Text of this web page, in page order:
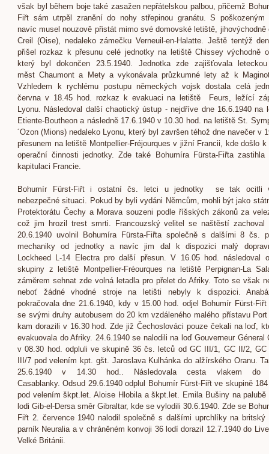
však byl během boje také zasažen nepřátelskou palbou, přičemž
Fiřt sám utrpěl zranění do nohy střepinou granátu. S poškozeným
navíc musel nouzově přistát mimo své domovské letiště, jihovýchodně
Creil (Oise), nedaleko zámečku Verneuil-en-Halatte. Ještě tentýž
přišel rozkaz k přesunu celé jednotky na letiště Chissey východně
který byl dokončen 23.5.1940. Jednotka zde zajišťovala leteckou
měst Chaumont a Mety a vykonávala průzkumné lety až k
Vzhledem k rychlému postupu německých vojsk dostala celá
června v 18.45 hod. rozkaz k evakuaci na letiště Feurs, ležící
Lyonu. Následoval další chaotický ústup - nejdříve dne 16.6.1940 na
Etiente-Boutheon a následně 17.6.1940 v 10.30 hod. na letiště St.
´Ozon (Mions) nedaleko Lyonu, který byl završen téhož dne navečer v
přesunem na letiště Montpellier-Fréjourques v jižní Francii, kde došlo k
operační činnosti jednotky. Zde také Bohumíra Fürsta-Fiřta zastihla
kapitulaci Francie.
Bohumír Fürst-Fiřt i ostatní čs. letci u jednotky se tak ocitli
nebezpečné situaci. Pokud by byli vydáni Němcům, mohli být jako
Protektorátu Čechy a Morava souzeni podle říšských zákonů za
což jim hrozil trest smrti. Francouzský velitel se naštěstí zachoval
20.6.1940 uvolnil Bohumíra Fürsta-Fiřta společně s dalšími 8 čs.
mechaniky od jednotky a navíc jim dal k dispozici malý
Lockheed L-14 Electra pro další přesun. V 16.05 hod. následoval
skupiny z letiště Montpellier-Fréourques na letiště Perpignan-La
záměrem sehnat zde volná letadla pro přelet do Afriky. Toto se však
neboť žádné vhodné stroje na letišti nebyly k dispozici.
pokračovala dne 21.6.1940, kdy v 15.00 hod. odjel Bohumír Fürst-Fiřt
se svými druhy autobusem do 20 km vzdáleného malého přístavu Port
kam dorazili v 16.30 hod. Zde již Čechoslováci pouze čekali na loď,
evakuovala do Afriky. 24.6.1940 se nalodili na loď Gouverneur Géneral
v 08.30 hod. odpluli ve skupině 36 čs. letců od GC III/1, GC II/2,
III/7 pod velením kpt. gšt. Jaroslava Kulhánka do alžírského Oranu.
25.6.1940 v 14.30 hod.. Následovala cesta vlakem do
Casablanky. Odsud 29.6.1940 odplul Bohumír Fürst-Fiřt ve skupině
pod velením škpt.let. Aloise Hlobila a škpt.let. Emila Bušiny na palubě
lodi Gib-el-Dersa směr Gibraltar, kde se vylodili 30.6.1940. Zde se
Fiřt 2. července 1940 nalodil společně s dalšími uprchlíky na britský
parník Neuralia a v chráněném konvoji 36 lodí dorazil 12.7.1940 do
Velké Británii.